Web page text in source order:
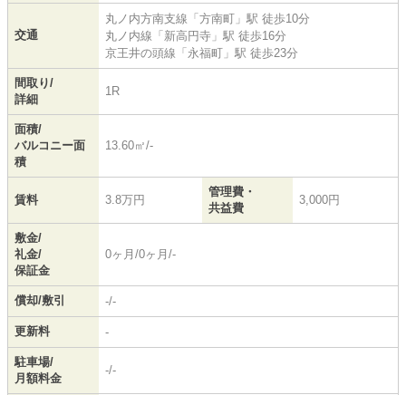
交通
丸ノ内方南支線 「 方南町 」駅 徒歩10分
丸ノ内線 「 新高円寺 」駅 徒歩16分
京王井の頭線 「 永福町 」駅 徒歩23分
間取り/
詳細
1R
面積/
バルコニー面
積
13.60㎡/-
賃料 3.8万円
管理費・
共益費
3,000円
敷金/
礼金/
保証金
0ヶ月/0ヶ月/-
償却/敷引 -/-
更新料 -
駐車場/
月額料金
-/-